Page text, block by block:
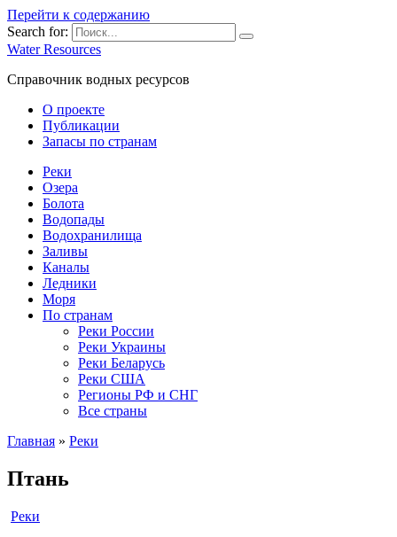
Перейти к содержанию
Search for:
Water Resources
Справочник водных ресурсов
О проекте
Публикации
Запасы по странам
Реки
Озера
Болота
Водопады
Водохранилища
Заливы
Каналы
Ледники
Моря
По странам
Реки России
Реки Украины
Реки Беларусь
Реки США
Регионы РФ и СНГ
Все страны
Главная » Реки
Птань
Реки